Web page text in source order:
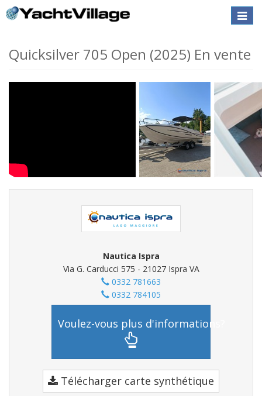
Toggle
Quicksilver 705 Open (2025) En vente
Nautica Ispra
Via G. Carducci 575 - 21027 Ispra VA
0332 781663
0332 784105
Voulez-vous plus d'informations?
Télécharger carte synthétique